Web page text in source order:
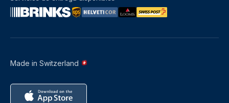
Made in Switzerland